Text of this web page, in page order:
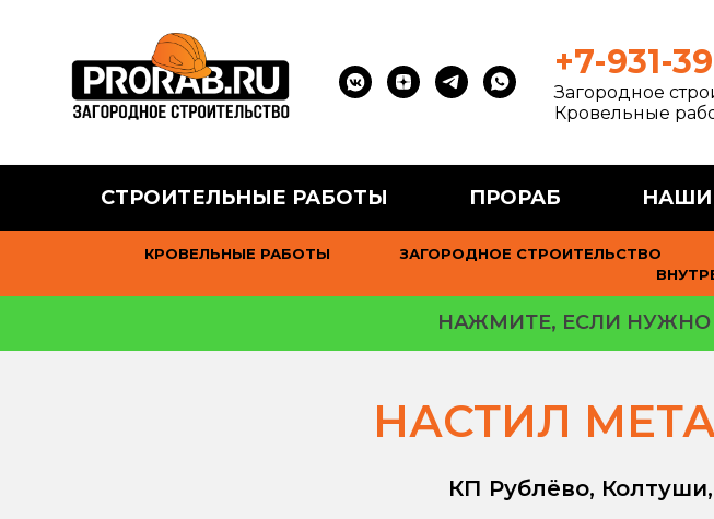
+7-931-
Загородное
Кровельные
СТРОИТЕЛЬНЫЕ РАБОТЫ ПРОРАБ НАШИ
КРОВЕЛЬНЫЕ РАБОТЫ ЗАГОРОДНОЕ СТРОИТЕЛЬСТВО
НАЖМИТЕ, ЕСЛИ НУЖНО
НАСТИЛ
КП Рублёво,